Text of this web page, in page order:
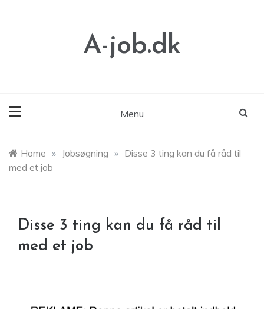
A-job.dk
Menu
Home » Jobsøgning » Disse 3 ting kan du få råd til
med et job
Disse 3 ting kan du få råd til
med et job